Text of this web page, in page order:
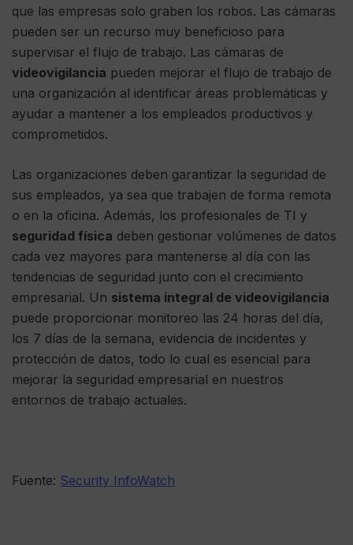
que las empresas solo graben los robos. Las cámaras
pueden ser un recurso muy beneficioso para
supervisar el flujo de trabajo. Las cámaras de
videovigilancia pueden mejorar el flujo de trabajo de
una organización al identificar áreas problemáticas y
ayudar a mantener a los empleados productivos y
comprometidos.
Las organizaciones deben garantizar la seguridad de
sus empleados, ya sea que trabajen de forma remota
o en la oficina. Además, los profesionales de TI y
seguridad física deben gestionar volúmenes de datos
cada vez mayores para mantenerse al día con las
tendencias de seguridad junto con el crecimiento
empresarial. Un sistema integral de videovigilancia
puede proporcionar monitoreo las 24 horas del día,
los 7 días de la semana, evidencia de incidentes y
protección de datos, todo lo cual es esencial para
mejorar la seguridad empresarial en nuestros
entornos de trabajo actuales.
Fuente: Security InfoWatch